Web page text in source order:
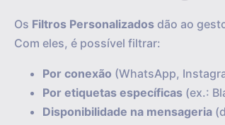
Os Filtros Personalizados dão ao
Com eles, é possível filtrar:
Por conexão (WhatsApp,
Por etiquetas específicas (ex.:
Disponibilidade na mensageria